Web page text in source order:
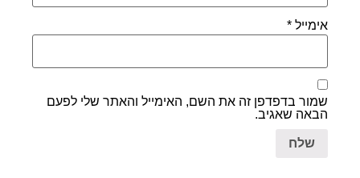
אימייל *
שמור בדפדפן זה את השם, האימייל והאתר שלי לפעם
הבאה שאגיב.